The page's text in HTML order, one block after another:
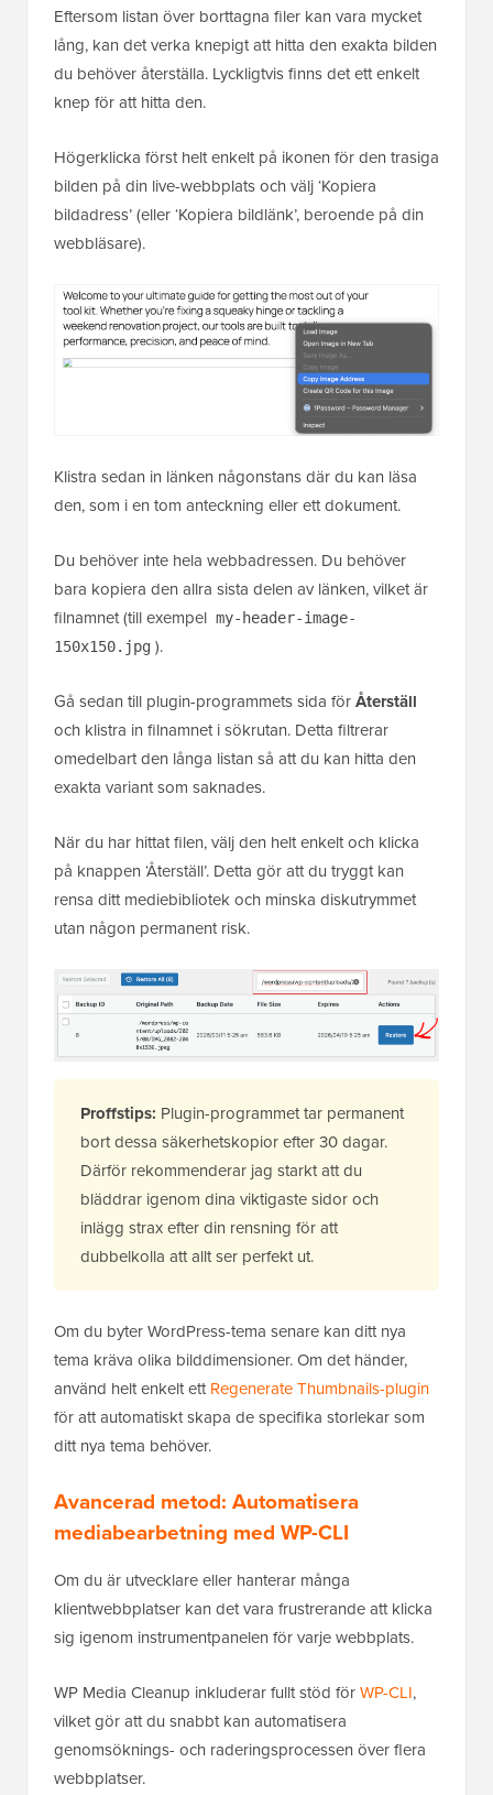
Eftersom listan över borttagna filer kan vara mycket
lång, kan det verka knepigt att hitta den exakta bilden
du behöver återställa. Lyckligtvis finns det ett enkelt
knep för att hitta den.
Högerklicka först helt enkelt på ikonen för den trasiga
bilden på din live-webbplats och välj ‘Kopiera
bildadress’ (eller ‘Kopiera bildlänk’, beroende på din
webbläsare).
Klistra sedan in länken någonstans där du kan läsa
den, som i en tom anteckning eller ett dokument.
Du behöver inte hela webbadressen. Du behöver
bara kopiera den allra sista delen av länken, vilket är
filnamnet (till exempel my-header-image-
150x150.jpg ).
Gå sedan till plugin-programmets sida förÅterställ
och klistra in filnamnet i sökrutan. Detta filtrerar
omedelbart den långa listan så att du kan hitta den
exakta variant som saknades.
När du har hittat filen, välj den helt enkelt och klicka
på knappen ‘Återställ’. Detta gör att du tryggt kan
rensa ditt mediebibliotek och minska diskutrymmet
utan någon permanent risk.
Proffstips: Plugin-programmet tar permanent
bort dessa säkerhetskopior efter 30 dagar.
Därför rekommenderar jag starkt att du
bläddrar igenom dina viktigaste sidor och
inlägg strax efter din rensning för att
dubbelkolla att allt ser perfekt ut.
Om du byter WordPress-tema senare kan ditt nya
tema kräva olika bilddimensioner. Om det händer,
använd helt enkelt ettRegenerate Thumbnails-plugin
för att automatiskt skapa de specifika storlekar som
ditt nya tema behöver.
Avancerad metod: Automatisera
mediabearbetning med WP-CLI
Om du är utvecklare eller hanterar många
klientwebbplatser kan det vara frustrerande att klicka
sig igenom instrumentpanelen för varje webbplats.
WP Media Cleanup inkluderar fullt stöd förWP-CLI,
vilket gör att du snabbt kan automatisera
genomsöknings- och raderingsprocessen över flera
webbplatser.